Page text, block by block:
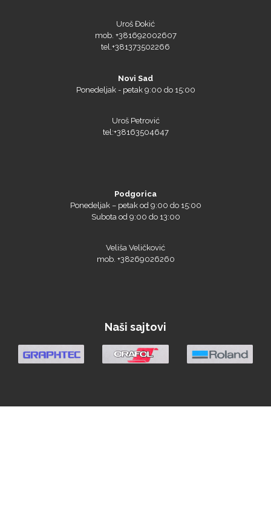
Uroš Đokić
mob. +381692002607
tel.+381373502266
Novi Sad
Ponedeljak - petak 9:00 do 15:00
Uroš Petrović
tel:+38163504647
Podgorica
Ponedeljak – petak od 9:00 do 15:00
Subota od 9:00 do 13:00
Veliša Veličković
mob. +38269026260
Naši sajtovi